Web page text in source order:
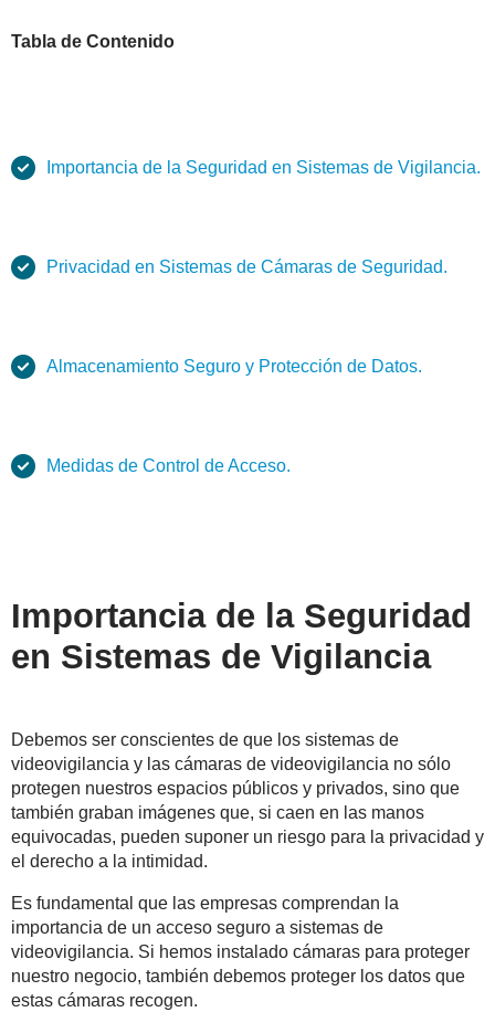
Tabla de Contenido
Importancia de la Seguridad en Sistemas de Vigilancia.
Privacidad en Sistemas de Cámaras de Seguridad.
Almacenamiento Seguro y Protección de Datos.
Medidas de Control de Acceso.
Importancia de la Seguridad
en Sistemas de Vigilancia
Debemos ser conscientes de que los sistemas de
videovigilancia y las cámaras de videovigilancia no sólo
protegen nuestros espacios públicos y privados, sino que
también graban imágenes que, si caen en las manos
equivocadas, pueden suponer un riesgo para la privacidad y
el derecho a la intimidad.
Es fundamental que las empresas comprendan la
importancia de un acceso seguro a sistemas de
videovigilancia. Si hemos instalado cámaras para proteger
nuestro negocio, también debemos proteger los datos que
estas cámaras recogen.